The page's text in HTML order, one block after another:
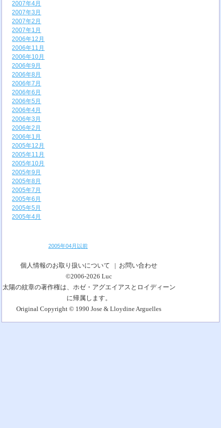
2007年4月
2007年3月
2007年2月
2007年1月
2006年12月
2006年11月
2006年10月
2006年9月
2006年8月
2006年7月
2006年6月
2006年5月
2006年4月
2006年3月
2006年2月
2006年1月
2005年12月
2005年11月
2005年10月
2005年9月
2005年8月
2005年7月
2005年6月
2005年5月
2005年4月
2005年04月以前
個人情報のお取り扱いについて
お問い合わせ
©2006-2026Luc
太陽の紋章の著作権は、ホゼ・アグエイアスとロイディーン
に帰属します。
Original Copyright © 1990 Jose & Lloydine Arguelles